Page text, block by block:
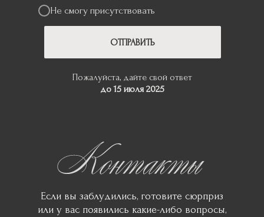
Пожалуйста, дайте свой ответ
до 15 июля 2025
Не смогу присутствовать
ОТПРАВИТЬ
Если вы заблудились, готовите сюрприз
или у вас появились какие-либо вопросы,